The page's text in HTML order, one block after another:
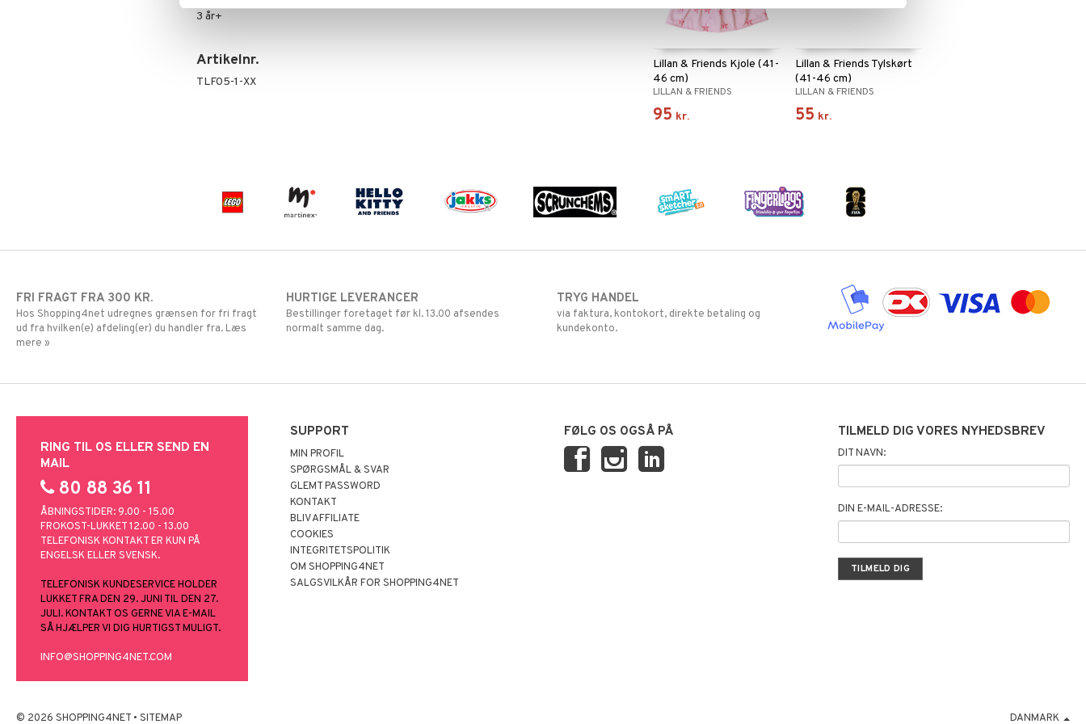
3 år+
Artikelnr.
TLF05-1-XX
Lillan & Friends Kjole (41-
46 cm)
LILLAN & FRIENDS
95 kr.
Lillan & Friends Tylskørt
(41-46 cm)
LILLAN & FRIENDS
55 kr.
FRI FRAGT FRA 300 KR.
Hos Shopping4net udregnes grænsen for fri fragt
ud fra hvilken(e) afdeling(er) du handler fra. Læs
mere »
HURTIGE LEVERANCER
Bestillinger foretaget før kl. 13.00 afsendes
normalt samme dag.
TRYG HANDEL
via faktura, kontokort, direkte betaling og
kundekonto.
RING TIL OS ELLER SEND EN
MAIL
80 88 36 11
ÅBNINGSTIDER: 9.00 - 15.00
FROKOST-LUKKET 12.00 - 13.00
TELEFONISK KONTAKT ER KUN PÅ
ENGELSK ELLER SVENSK.
TELEFONISK KUNDESERVICE HOLDER
LUKKET FRA DEN 29. JUNI TIL DEN 27.
JULI. KONTAKT OS GERNE VIA E-MAIL
SÅ HJÆLPER VI DIG HURTIGST MULIGT.
INFO@SHOPPING4NET.COM
SUPPORT
MIN PROFIL
SPØRGSMÅL & SVAR
GLEMT PASSWORD
KONTAKT
BLIV AFFILIATE
COOKIES
INTEGRITETSPOLITIK
OM SHOPPING4NET
SALGSVILKÅR FOR SHOPPING4NET
FØLG OS OGSÅ PÅ TILMELD DIG VORES NYHEDSBREV
DIT NAVN:
DIN E-MAIL-ADRESSE:
© 2026 SHOPPING4NET • SITEMAP DANMARK